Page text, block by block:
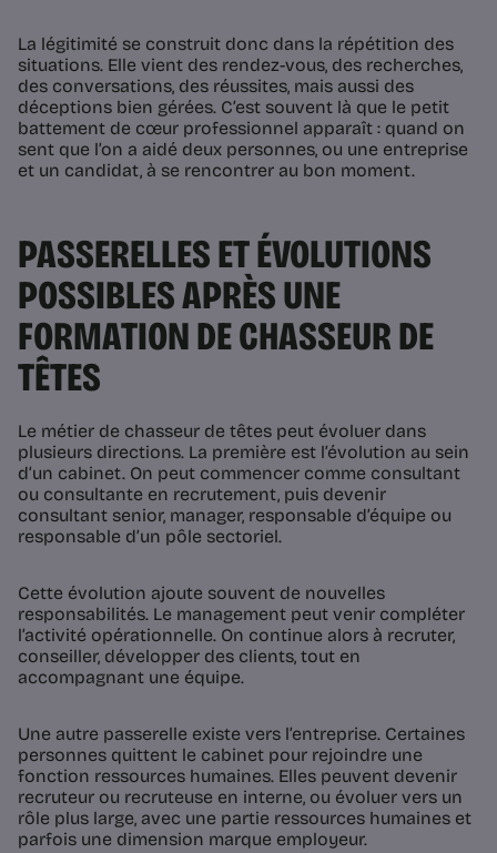
La légitimité se construit donc dans la répétition des
situations. Elle vient des rendez-vous, des recherches,
des conversations, des réussites, mais aussi des
déceptions bien gérées. C’est souvent là que le petit
battement de cœur professionnel apparaît : quand on
sent que l’on a aidé deux personnes, ou une entreprise
et un candidat, à se rencontrer au bon moment.
PASSERELLES ET ÉVOLUTIONS
POSSIBLES APRÈS UNE
FORMATION DE CHASSEUR DE
TÊTES
Le métier de chasseur de têtes peut évoluer dans
plusieurs directions. La première est l’évolution au sein
d’un cabinet. On peut commencer comme consultant
ou consultante en recrutement, puis devenir
consultant senior, manager, responsable d’équipe ou
responsable d’un pôle sectoriel.
Cette évolution ajoute souvent de nouvelles
responsabilités. Le management peut venir compléter
l’activité opérationnelle. On continue alors à recruter,
conseiller, développer des clients, tout en
accompagnant une équipe.
Une autre passerelle existe vers l’entreprise. Certaines
personnes quittent le cabinet pour rejoindre une
fonction ressources humaines. Elles peuvent devenir
recruteur ou recruteuse en interne, ou évoluer vers un
rôle plus large, avec une partie ressources humaines et
parfois une dimension marque employeur.